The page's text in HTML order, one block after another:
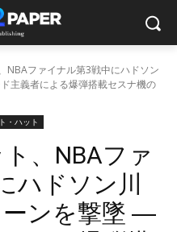
NBAファイナル第3戦中にハドソン
主義者による爆弾搭載セスナ機の
・ハット
、NBAファ
ハドソン川
ンを撃墜 ―